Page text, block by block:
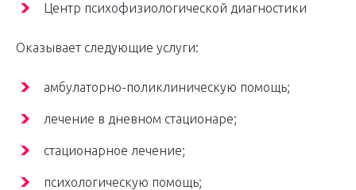
Центр психофизиологической диагностики
Оказывает следующие услуги:
амбулаторно-поликлиническую помощь;
лечение в дневном стационаре;
стационарное лечение;
психологическую помощь;